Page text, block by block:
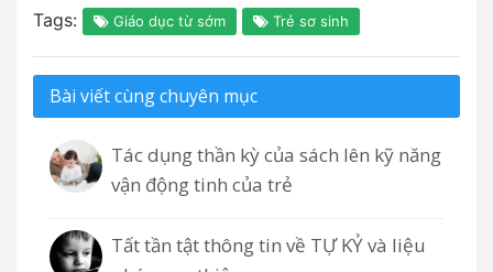
Tags: Giáo dục từ sớm Trẻ sơ sinh
Bài viết cùng chuyên mục
Tác dụng thần kỳ của sách lên kỹ năng
vận động tinh của trẻ
Tất tần tật thông tin về TỰ KỶ và liệu